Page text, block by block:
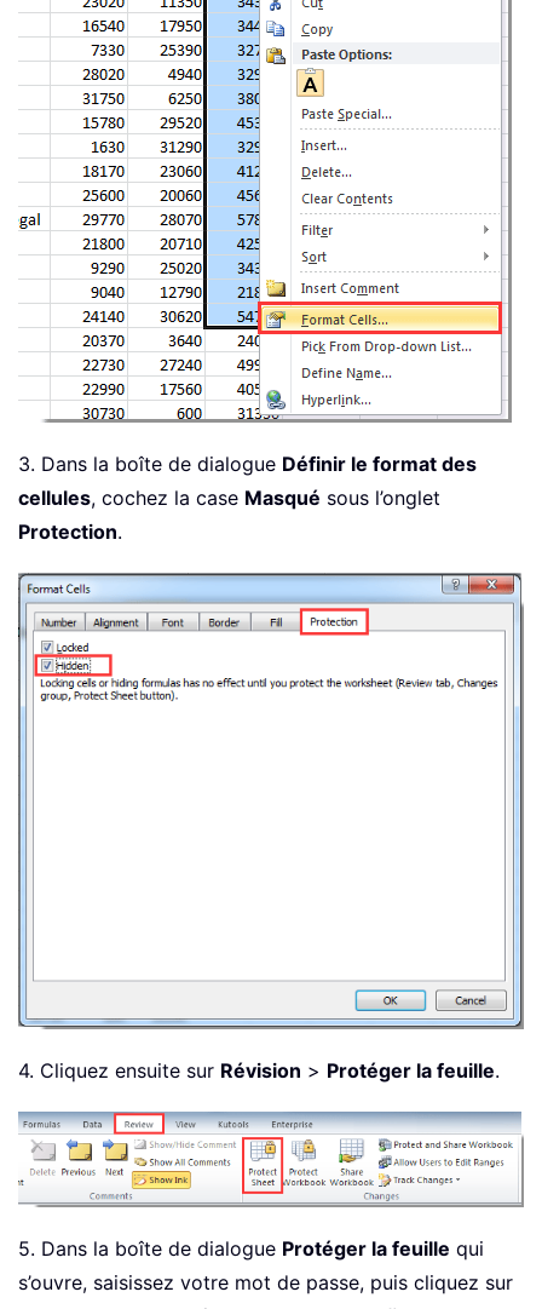
3. Dans la boîte de dialogue Définir le format des
cellules, cochez la case Masqué sous l’onglet
Protection.
4. Cliquez ensuite sur Révision > Protéger la feuille.
5. Dans la boîte de dialogue Protéger la feuille qui
s’ouvre, saisissez votre mot de passe, puis cliquez sur